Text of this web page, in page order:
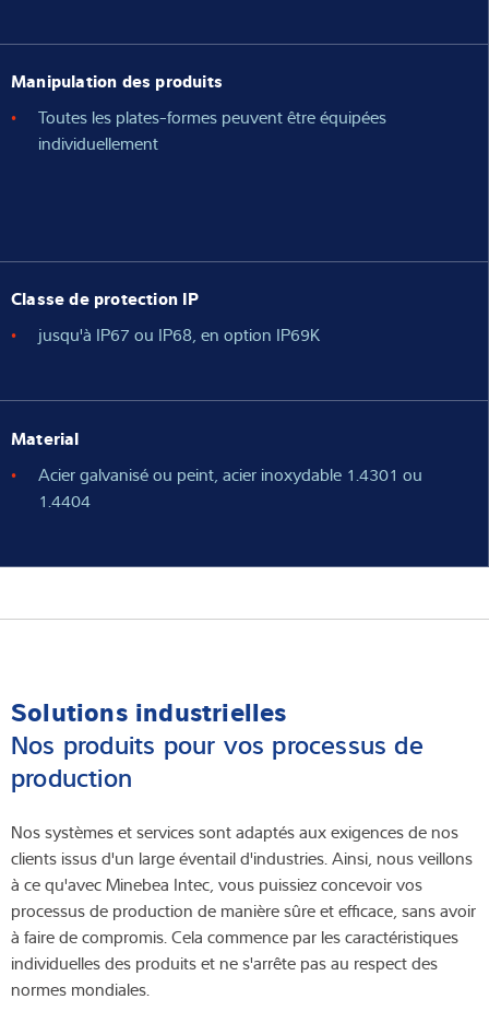
Manipulation des produits
Toutes les plates-formes peuvent être équipées
individuellement
Classe de protection IP
jusqu'à IP67 ou IP68, en option IP69K
Material
Acier galvanisé ou peint, acier inoxydable 1.4301 ou
1.4404
Solutions industrielles
Nos produits pour vos processus de
production
Nos systèmes et services sont adaptés aux exigences de nos
clients issus d'un large éventail d'industries. Ainsi, nous veillons
à ce qu'avec Minebea Intec, vous puissiez concevoir vos
processus de production de manière sûre et efficace, sans avoir
à faire de compromis. Cela commence par les caractéristiques
individuelles des produits et ne s'arrête pas au respect des
normes mondiales.